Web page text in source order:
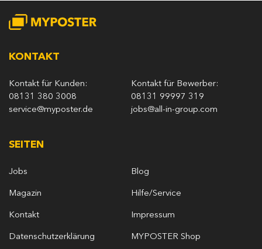
KONTAKT
Kontakt für Kunden:
08131 380 3008
service@myposter.de
Kontakt für Bewerber:
08131 99997 319
jobs@all-in-group.com
SEITEN
Jobs Blog
Magazin Hilfe/Service
Kontakt Impressum
Datenschutzerklärung MYPOSTER Shop